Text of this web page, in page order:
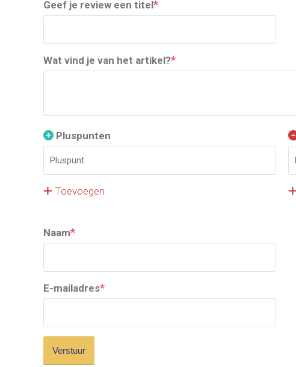
Geef je review een titel*
Wat vind je van het artikel?*
Pluspunten
Toevoegen
Naam*
E-mailadres*